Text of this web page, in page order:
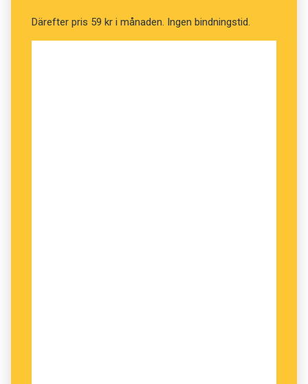
Därefter pris 59 kr i månaden. Ingen bindningstid.